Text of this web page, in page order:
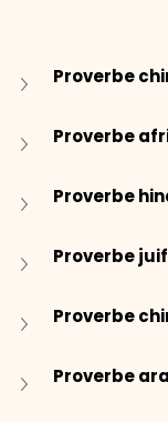
Proverbe
Proverbe
Proverbe
Proverbe juif
Proverbe
Proverbe